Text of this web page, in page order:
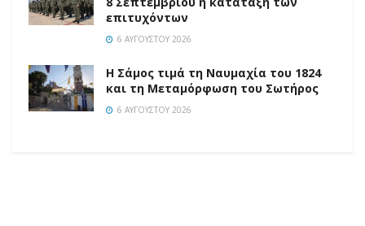
επιτυχόντων
6 ΑΥΓΟΎΣΤΟΥ 2026
Η Σάμος τιμά τη Ναυμαχία του 1824
και τη Μεταμόρφωση του Σωτήρος
6 ΑΥΓΟΎΣΤΟΥ 2026